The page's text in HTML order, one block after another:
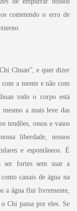
cometendo o erro de
Chuan”, e quer dizer
a mente e não com
todo o corpo está
a mais leve das
tendões, ossos e vasos
liberdade, nossos
e espontâneos.É
ser fortes sem usar a
canais de água na
a água flui livremente,
Chi passa por eles. Se